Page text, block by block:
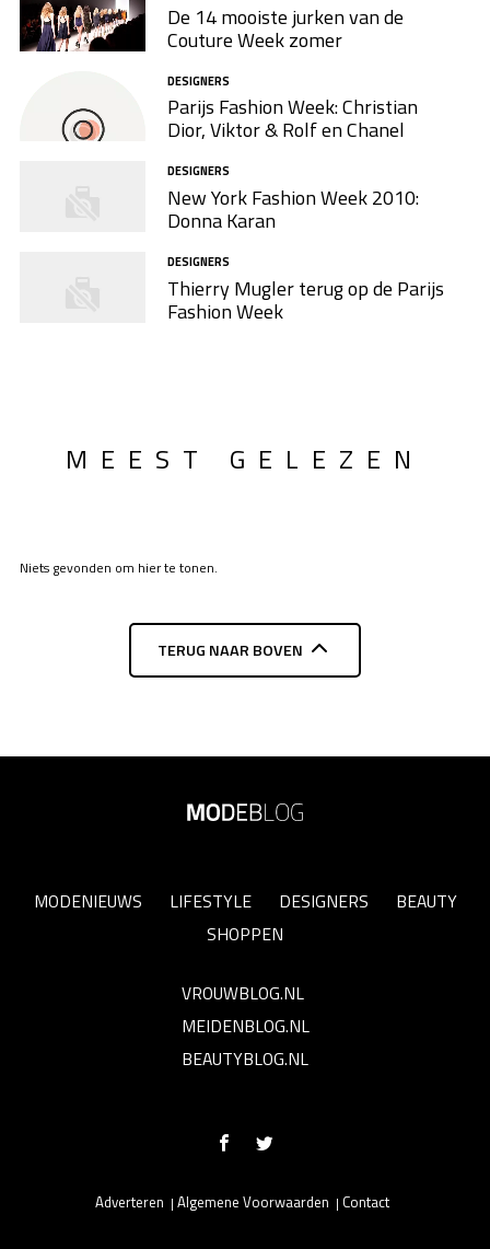
De 14 mooiste jurken van de
Couture Week zomer
DESIGNERS
Parijs Fashion Week: Christian
Dior, Viktor & Rolf en Chanel
DESIGNERS
New York Fashion Week 2010:
Donna Karan
DESIGNERS
Thierry Mugler terug op de Parijs
Fashion Week
MEEST GELEZEN
Niets gevonden om hier te tonen.
TERUG NAAR BOVEN
MODENIEUWS LIFESTYLE DESIGNERS
BEAUTY
SHOPPEN
VROUWBLOG.NL
MEIDENBLOG.NL
BEAUTYBLOG.NL
Adverteren Algemene Voorwaarden Contact